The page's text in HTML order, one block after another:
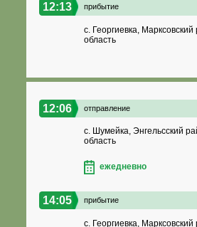
12:13 прибытие
с. Георгиевка,
область
12:06 отправление
с. Шумейка, Энгельсский
область
ежедневно
14:05 прибытие
с. Георгиевка,